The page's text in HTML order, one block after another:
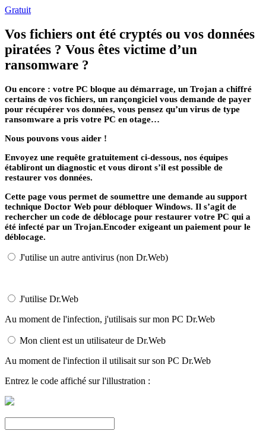
Gratuit
Vos fichiers ont été cryptés ou vos données
piratées ? Vous êtes victime d’un
ransomware ?
Ou encore : votre PC bloque au démarrage, un Trojan a chiffré
certains de vos fichiers, un rançongiciel vous demande de payer
pour récupérer vos données, vous pensez qu’un virus de type
ransomware a pris votre PC en otage…
Nous pouvons vous aider !
Envoyez une requête gratuitement ci-dessous, nos équipes
établiront un diagnostic et vous diront s’il est possible de
restaurer vos données.
Cette page vous permet de soumettre une demande au support
technique Doctor Web pour débloquer Windows. Il s’agit de
rechercher un code de déblocage pour restaurer votre PC qui a
été infecté par un Trojan.Encoder exigeant un paiement pour le
déblocage.
J'utilise un autre antivirus (non Dr.Web)
J'utilise Dr.Web
Au moment de l'infection, j'utilisais sur mon PC Dr.Web
Mon client est un utilisateur de Dr.Web
Au moment de l'infection il utilisait sur son PC Dr.Web
Entrez le code affiché sur l'illustration :